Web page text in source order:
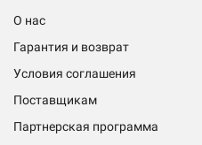
О нас
Гарантия и возврат
Условия соглашения
Поставщикам
Партнерская программа